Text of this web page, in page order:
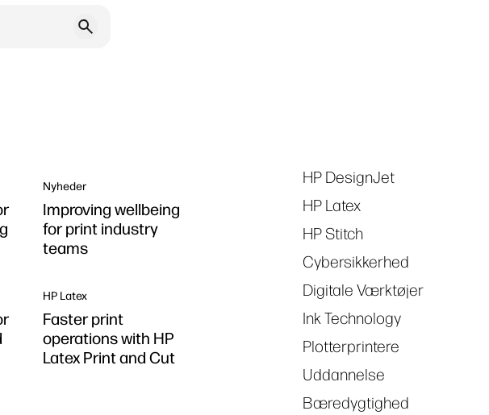
HP DesignJet
HP Latex
HP Stitch
Cybersikkerhed
Digitale Værktøjer
Ink Technology
Plotterprintere
Uddannelse
Bæredygtighed
Nyheder
Improving wellbeing
for print industry
teams
HP Latex
Faster print
operations with HP
Latex Print and Cut